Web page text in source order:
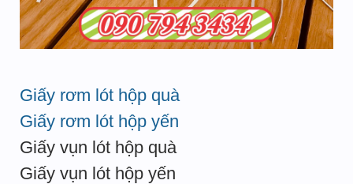
Giấy rơm lót hộp quà
Giấy rơm lót hộp yến
Giấy vụn lót hộp quà
Giấy vụn lót hộp yến